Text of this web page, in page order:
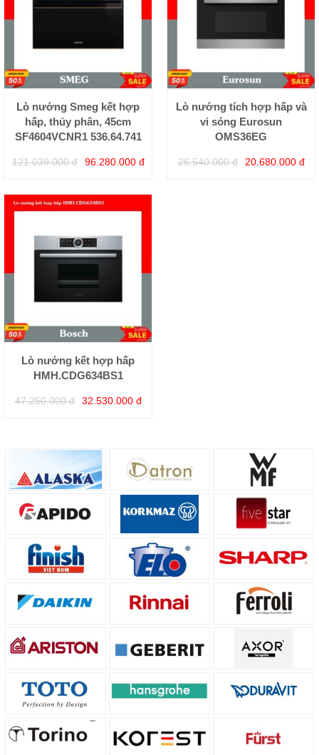
Lò nướng Smeg kết hợp
hấp, thủy phân, 45cm
SF4604VCNR1 536.64.741
121.039.000 đ 96.280.000 đ
Lò nướng tích hợp hấp và
vi sóng Eurosun
OMS36EG
26.540.000 đ 20.680.000 đ
Lò nướng kết hợp hấp
HMH.CDG634BS1
47.250.000 đ 32.530.000 đ